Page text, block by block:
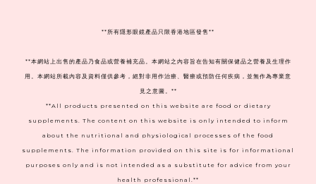
** 所有隱形眼鏡產品只限香港地區發售**
**本網站上出售的產品乃食品或營養補充品。本網站之內容旨在告知有關保健品之營養及生理作
用。本網站所載內容及資料僅供參考，絕對非用作治療、醫療或預防任何疾病，並無作為專業意
見之意圖。**
**All products presented on this website are food or dietary
supplements. The content on this website is only intended to inform
about the nutritional and physiological processes of the food
supplements. The information provided on this site is for informational
purposes only and is not intended as a substitute for advice from your
health professional.**